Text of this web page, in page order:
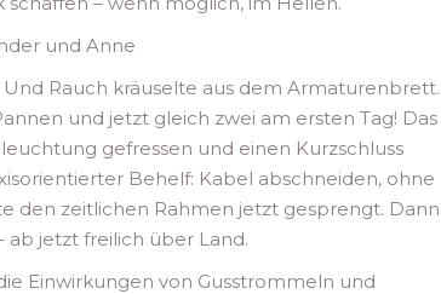
und Anne
Rauch kräuselte aus dem Armaturenbrett.
und jetzt gleich zwei am ersten Tag! Das
gefressen und einen Kurzschluss
Behelf: Kabel abschneiden, ohne
den zeitlichen Rahmen jetzt gesprengt. Dann
jetzt freilich über Land.
Einwirkungen von Gusstrommeln und